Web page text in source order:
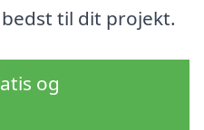
til dit projekt.
og